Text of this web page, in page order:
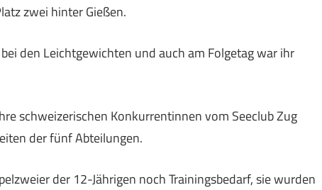
zwei hinter Gießen.
den Leichtgewichten und auch am Folgetag war ihr
schweizerischen Konkurrentinnen vom Seeclub Zug
der fünf Abteilungen.
der 12-Jährigen noch Trainingsbedarf, sie wurden